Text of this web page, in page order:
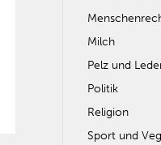
Milch
Pelz und
Politik
Religion
Sport und